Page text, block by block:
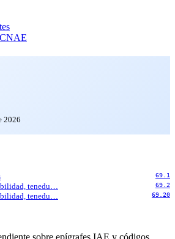
2026
69.1
tenedu… 69.2
tenedu… 69.20
sobre epígrafes IAE y códigos